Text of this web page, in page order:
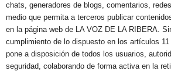
chats, generadores de blogs, comentarios,
medio que permita a terceros publicar
en la página web de LA VOZ DE LA RIBERA.
cumplimiento de lo dispuesto en los artículos
pone a disposición de todos los usuarios,
seguridad, colaborando de forma activa en la